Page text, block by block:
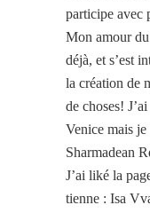
participe avec
Mon amour du
déjà, et s’est
la création de
de choses!
Venice mais
Sharmadean
J’ai liké la
tienne : Isa